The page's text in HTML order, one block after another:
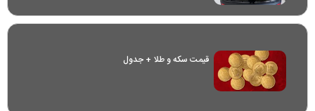
قیمت سکه و طلا + جدول